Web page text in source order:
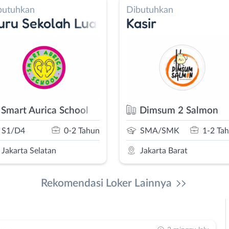
- MUA- Admin Staff/ Operator
Dibutuhkan
Kasir
Dimsum 2 Salmon
SMA/SMK 1-2 Tahun
Jakarta Barat
Dibutuhkan
Content
PT.
SMA/SMK
Jakarta Barat
Rekomendasi Loker Lainnya